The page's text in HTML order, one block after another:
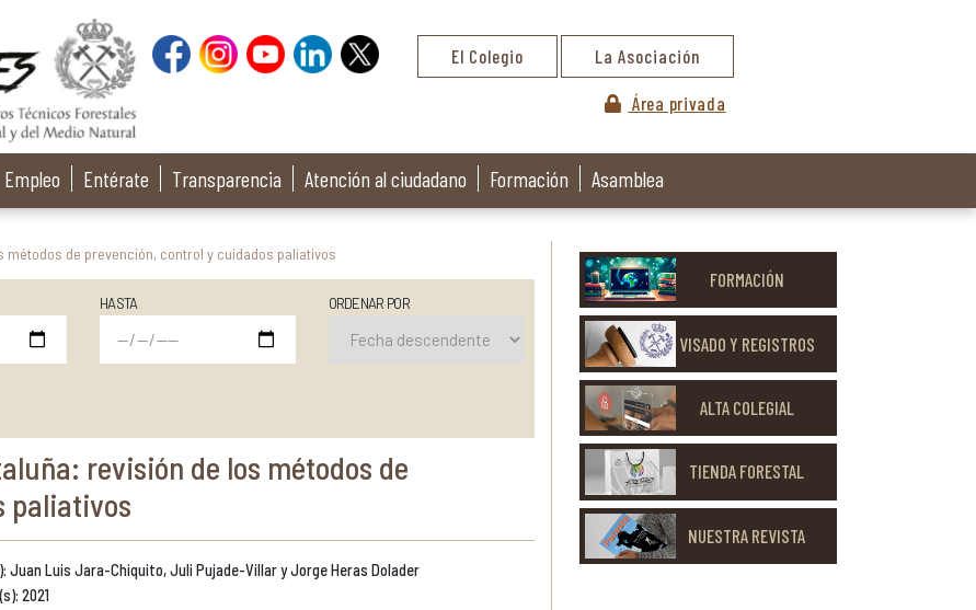
El Colegio La Asociación
Área privada
Empleo Entérate Transparencia Atención al ciudadano Formación Asamblea
de prevención, control y cuidados paliativos
HASTA ORDENAR POR
revisión de los métodos de
paliativos
Juan Luis Jara-Chiquito, Juli Pujade-Villar y Jorge Heras Dolader
2021
FORMACIÓN
VISADO Y REGISTROS
ALTA COLEGIAL
TIENDA FORESTAL
NUESTRA REVISTA